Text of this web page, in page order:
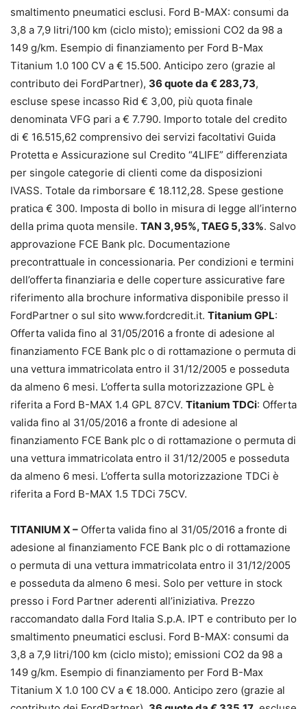
smaltimento pneumatici esclusi. Ford B-MAX: consumi da
3,8 a 7,9 litri/100 km (ciclo misto); emissioni CO2 da 98 a
149 g/km. Esempio di finanziamento per Ford B-Max
Titanium 1.0 100 CV a € 15.500. Anticipo zero (grazie al
contributo dei FordPartner), 36 quote da € 283,73,
escluse spese incasso Rid € 3,00, più quota finale
denominata VFG pari a € 7.790. Importo totale del credito
di € 16.515,62 comprensivo dei servizi facoltativi Guida
Protetta e Assicurazione sul Credito “4LIFE” differenziata
per singole categorie di clienti come da disposizioni
IVASS. Totale da rimborsare € 18.112,28. Spese gestione
pratica € 300. Imposta di bollo in misura di legge all’interno
della prima quota mensile. TAN 3,95%, TAEG 5,33%. Salvo
approvazione FCE Bank plc. Documentazione
precontrattuale in concessionaria. Per condizioni e termini
dell’offerta finanziaria e delle coperture assicurative fare
riferimento alla brochure informativa disponibile presso il
FordPartner o sul sito www.fordcredit.it. Titanium GPL:
Offerta valida fino al 31/05/2016 a fronte di adesione al
finanziamento FCE Bank plc o di rottamazione o permuta di
una vettura immatricolata entro il 31/12/2005 e posseduta
da almeno 6 mesi. L’offerta sulla motorizzazione GPL è
riferita a Ford B-MAX 1.4 GPL 87CV. Titanium TDCi: Offerta
valida fino al 31/05/2016 a fronte di adesione al
finanziamento FCE Bank plc o di rottamazione o permuta di
una vettura immatricolata entro il 31/12/2005 e posseduta
da almeno 6 mesi. L’offerta sulla motorizzazione TDCi è
riferita a Ford B-MAX 1.5 TDCi 75CV.
TITANIUM X – Offerta valida fino al 31/05/2016 a fronte di
adesione al finanziamento FCE Bank plc o di rottamazione
o permuta di una vettura immatricolata entro il 31/12/2005
e posseduta da almeno 6 mesi. Solo per vetture in stock
presso i Ford Partner aderenti all’iniziativa. Prezzo
raccomandato dalla Ford Italia S.p.A. IPT e contributo per lo
smaltimento pneumatici esclusi. Ford B-MAX: consumi da
3,8 a 7,9 litri/100 km (ciclo misto); emissioni CO2 da 98 a
149 g/km. Esempio di finanziamento per Ford B-Max
Titanium X 1.0 100 CV a € 18.000. Anticipo zero (grazie al